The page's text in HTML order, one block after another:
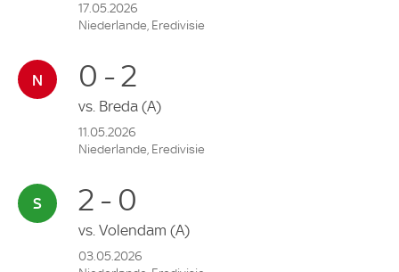
17.05.2026
Niederlande, Eredivisie
0 - 2
vs. Breda (A)
11.05.2026
Niederlande, Eredivisie
2 - 0
vs. Volendam (A)
03.05.2026